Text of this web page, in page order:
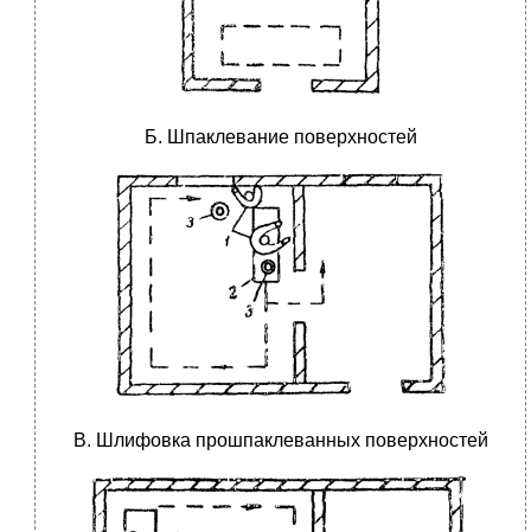
Б. Шпаклевание поверхностей
В. Шлифовка прошпаклеванных поверхностей